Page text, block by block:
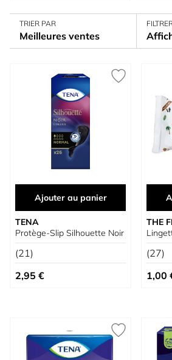
TRIER PAR
Meilleures ventes
Ajouter au panier
TENA
Protège-Slip Silhouette Noir
(21)
2,95 €
THE
(27)
1,00